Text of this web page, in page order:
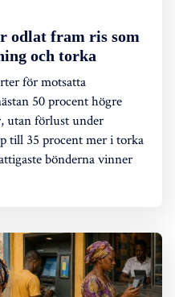
odlat fram ris som
och torka
för motsatta
50 procent högre
utan förlust under
till 35 procent mer i torka
bönderna vinner